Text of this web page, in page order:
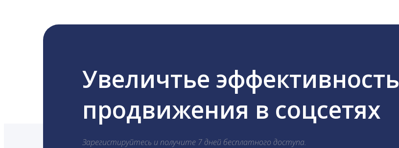
Увеличтье эффективность
продвижения в соцсетях
Зарегистируйтесь и получите 7 дней бесплатного доступа.